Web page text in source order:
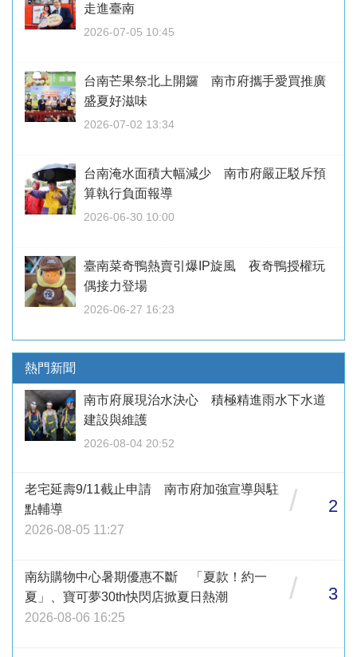
走進臺南
2026-07-05 10:45
台南芒果祭北上開鑼 南市府攜手愛買推廣
盛夏好滋味
2026-07-02 13:34
台南淹水面積大幅減少 南市府嚴正駁斥預
算執行負面報導
2026-06-30 10:00
臺南菜奇鴨熱賣引爆IP旋風 夜奇鴨授權玩
偶接力登場
2026-06-27 16:23
熱門新聞
南市府展現治水決心 積極精進雨水下水道
建設與維護
2026-08-04 20:52
老宅延壽9/11截止申請 南市府加強宣導與駐
點輔導
2026-08-05 11:27
/ 2
南紡購物中心暑期優惠不斷 「夏款！約一
夏」、寶可夢30th快閃店掀夏日熱潮
2026-08-06 16:25
/ 3